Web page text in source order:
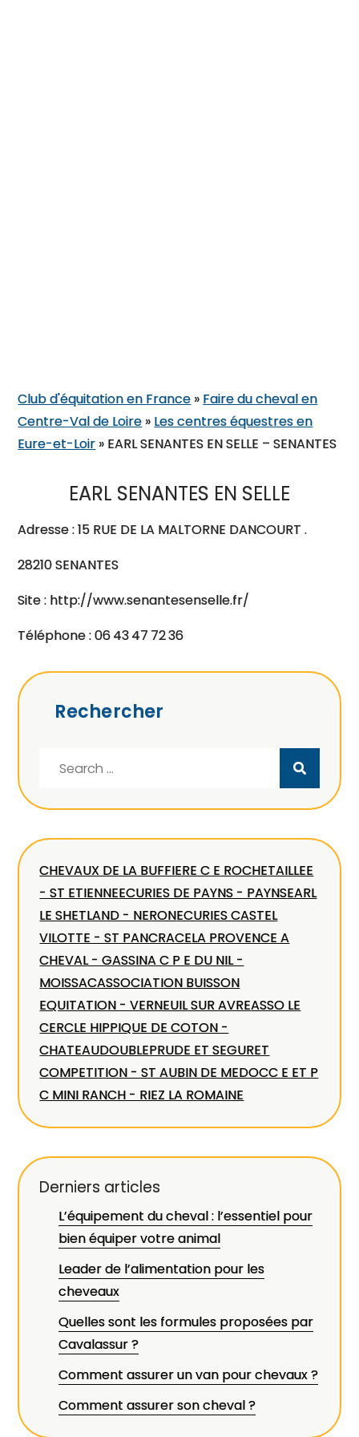
Club d'équitation en France » Faire du cheval en
Centre-Val de Loire » Les centres équestres en
Eure-et-Loir » EARL SENANTES EN SELLE – SENANTES
EARL SENANTES EN SELLE
Adresse : 15 RUE DE LA MALTORNE DANCOURT .
28210 SENANTES
Site : http://www.senantesenselle.fr/
Téléphone : 06 43 47 72 36
Rechercher
CHEVAUX DE LA BUFFIERE C E ROCHETAILLEE
- ST ETIENNEECURIES DE PAYNS - PAYNSEARL
LE SHETLAND - NERONECURIES CASTEL
VILOTTE - ST PANCRACELA PROVENCE A
CHEVAL - GASSINA C P E DU NIL -
MOISSACASSOCIATION BUISSON
EQUITATION - VERNEUIL SUR AVREASSO LE
CERCLE HIPPIQUE DE COTON -
CHATEAUDOUBLEPRUDE ET SEGURET
COMPETITION - ST AUBIN DE MEDOCC E ET P
C MINI RANCH - RIEZ LA ROMAINE
Derniers articles
L’équipement du cheval : l’essentiel pour
bien équiper votre animal
Leader de l’alimentation pour les
cheveaux
Quelles sont les formules proposées par
Cavalassur ?
Comment assurer un van pour chevaux ?
Comment assurer son cheval ?